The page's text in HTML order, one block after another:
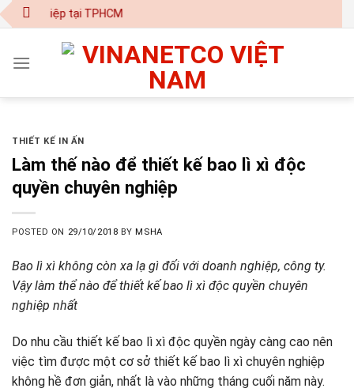
Skip
to
nghiệp tại TPHCM
THIẾT KẾ IN ẤN
Làm thế nào để thiết kế bao lì xì độc
quyền chuyên nghiệp
POSTED ON 29/10/2018 BYMSHA
Bao lì xì không còn xa lạ gì đối với doanh nghiệp, công ty.
Vậy làm thể nào để thiết kế bao lì xì độc quyền chuyên
nghiệp nhất
Do nhu cầu thiết kế bao lì xì độc quyền ngày càng cao nên
việc tìm được một cơ sở thiết kế bao lì xì chuyên nghiệp
không hề đơn giản, nhất là vào những tháng cuối năm này.